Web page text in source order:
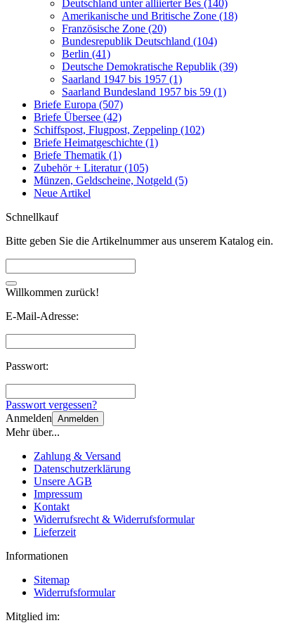
Deutschland unter alliierter Bes (140)
Amerikanische und Britische Zone (18)
Französische Zone (20)
Bundesrepublik Deutschland (104)
Berlin (41)
Deutsche Demokratische Republik (39)
Saarland 1947 bis 1957 (1)
Saarland Bundesland 1957 bis 59 (1)
Briefe Europa (507)
Briefe Übersee (42)
Schiffspost, Flugpost, Zeppelinp (102)
Briefe Heimatgeschichte (1)
Briefe Thematik (1)
Zubehör + Literatur (105)
Münzen, Geldscheine, Notgeld (5)
Neue Artikel
Schnellkauf
Bitte geben Sie die Artikelnummer aus unserem Katalog ein.
Willkommen zurück!
E-Mail-Adresse:
Passwort:
Passwort vergessen?
Anmelden Anmelden
Mehr über...
Zahlung & Versand
Datenschutzerklärung
Unsere AGB
Impressum
Kontakt
Widerrufsrecht & Widerrufsformular
Lieferzeit
Informationen
Sitemap
Widerrufsformular
Mitglied im: